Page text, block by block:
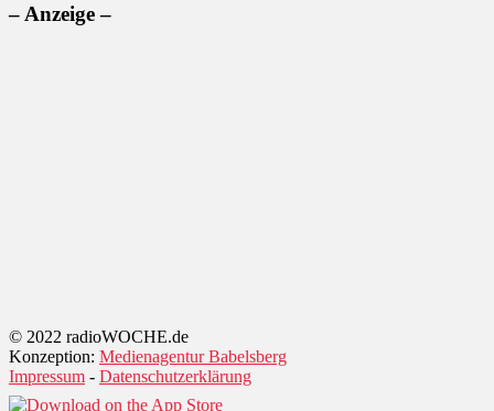
– Anzeige –
© 2022 radioWOCHE.de
Konzeption: Medienagentur Babelsberg
Impressum - Datenschutzerklärung